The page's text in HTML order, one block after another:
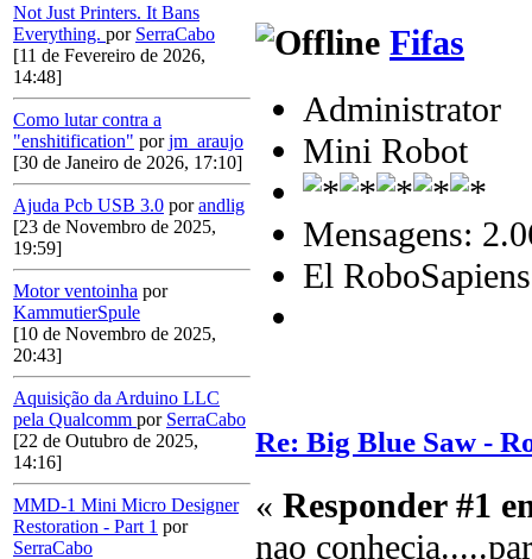
Not Just Printers. It Bans
Everything. por SerraCabo
[11 de Fevereiro de 2026,
14:48]
Como lutar contra a
"enshitification" porjm_araujo
[30 de Janeiro de 2026, 17:10]
Ajuda Pcb USB 3.0 porandlig
[23 de Novembro de 2025,
19:59]
Motor ventoinha por
KammutierSpule
[10 de Novembro de 2025,
20:43]
Aquisição da Arduino LLC
pela Qualcomm por SerraCabo
[22 de Outubro de 2025,
14:16]
MMD-1 Mini Micro Designer
Restoration - Part 1 por
SerraCabo
Fifas
Administrator
Mini Robot
Mensagens:
El RoboSapiens
Re: Big Blue Saw -
« Responder #1
nao